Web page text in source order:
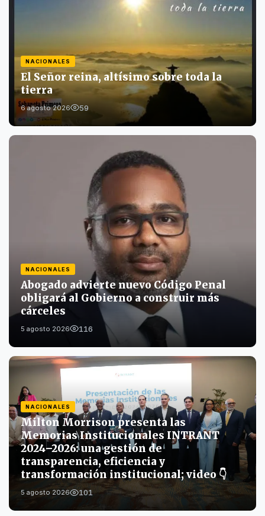
NACIONALES
El Señor reina, altísimo sobre toda la
tierra
6 agosto 2026 59
NACIONALES
Abogado advierte nuevo Código Penal
obligará al Gobierno a construir más
cárceles
5 agosto 2026 116
NACIONALES
Milton Morrison presenta las
Memorias Institucionales INTRANT
2024–2026: una gestión de
transparencia, eficiencia y
transformación institucional; video 👇
5 agosto 2026 101